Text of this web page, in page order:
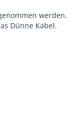
werden.
Dünne Kabel.